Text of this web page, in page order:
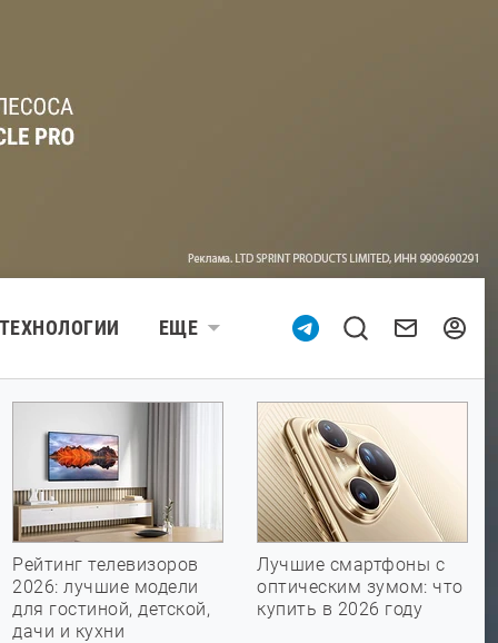
ТЕХНОЛОГИИ ЕЩЕ
Рейтинг телевизоров
2026: лучшие модели
для гостиной, детской,
дачи и кухни
Лучшие смартфоны с
оптическим зумом: что
купить в 2026 году